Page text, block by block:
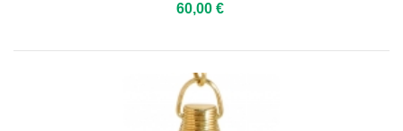
60,00 €